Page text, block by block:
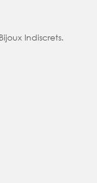
Indiscrets.